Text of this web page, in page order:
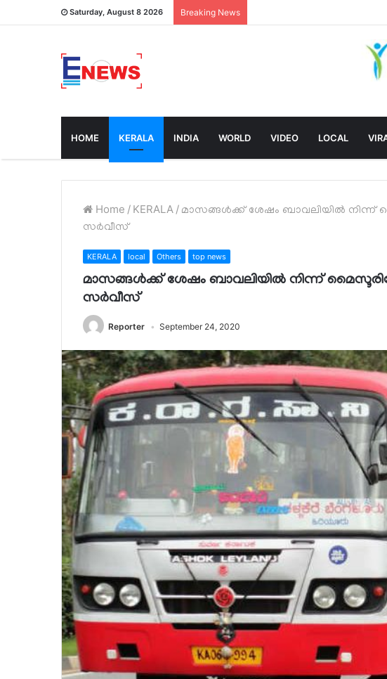
Saturday, August 8 2026 Breaking News
HOME KERALA INDIA WORLD VIDEO LOCAL
Home / KERALA / മാസങ്ങള്‍ക്ക് ശേഷം ബാവലിയില്‍
സര്‍വീസ്
KERALA local Others top news
മാസങ്ങള്‍ക്ക് ശേഷം ബാവലിയില്‍ നിന്ന്
സര്‍വീസ്
Reporter September 24, 2020